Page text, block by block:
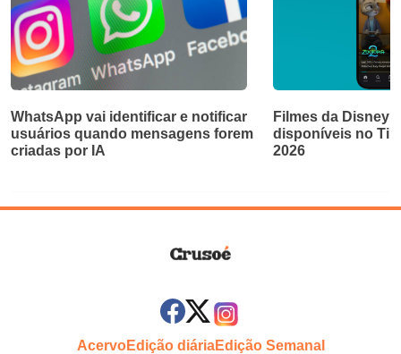
WhatsApp vai identificar e notificar
usuários quando mensagens forem
criadas por IA
Filmes da Disney
disponíveis no
2026
AcervoEdição diáriaEdição Semanal